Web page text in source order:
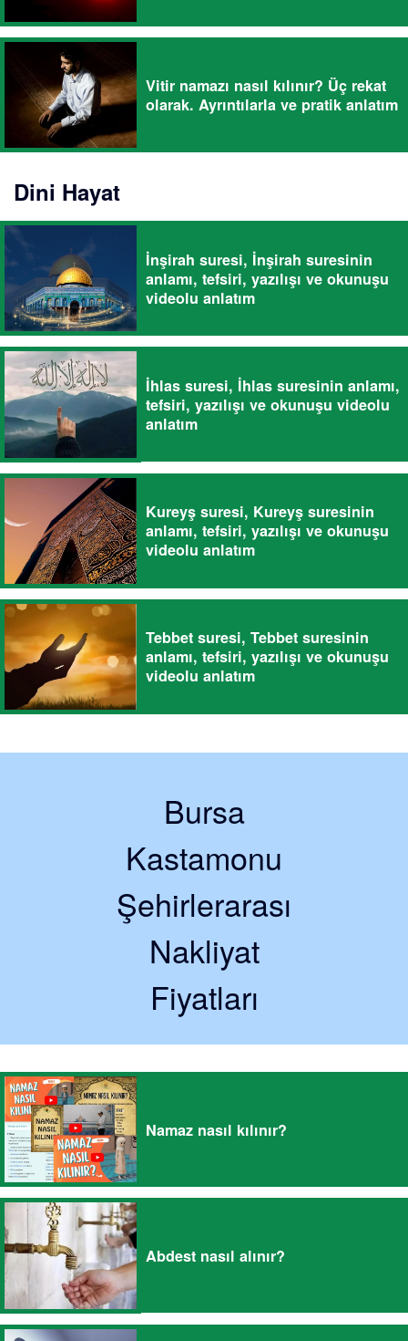
Vitir namazı nasıl kılınır? Üç rekat
olarak. Ayrıntılarla ve pratik anlatım
Dini Hayat
İnşirah suresi, İnşirah suresinin
anlamı, tefsiri, yazılışı ve okunuşu
videolu anlatım
İhlas suresi, İhlas suresinin anlamı,
tefsiri, yazılışı ve okunuşu videolu
anlatım
Kureyş suresi, Kureyş suresinin
anlamı, tefsiri, yazılışı ve okunuşu
videolu anlatım
Tebbet suresi, Tebbet suresinin
anlamı, tefsiri, yazılışı ve okunuşu
videolu anlatım
Bursa
Kastamonu
Şehirlerarası
Nakliyat
Fiyatları
Namaz nasıl kılınır?
Abdest nasıl alınır?